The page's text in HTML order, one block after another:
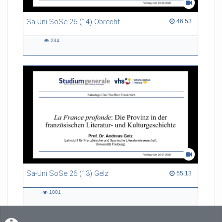
Sa-Uni SoSe 26 (14) Obrecht 46:53
46:53 duration
234
Sa-Uni SoSe 26 (13) Gelz 55:13
55:13 duration
1001